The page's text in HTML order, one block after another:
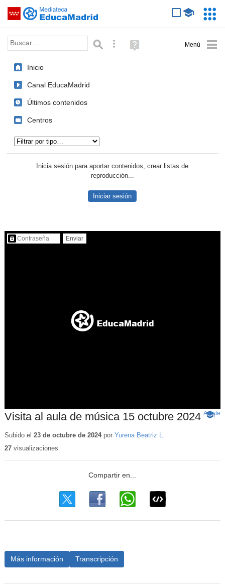
Saltar navegación
Palabra o frase: Búsqueda avanzada
Ayuda
(en
Inicio
Canal EducaMadrid
Últimos contenidos
Centros
Inicia sesión para aportar contenidos, crear listas de
reproducción...
Iniciar sesión
Contenido protegido…
Visita al aula de música 15 octubre 2024 -
Ajuste
Subido el 23 de octubre de 2024por Yurena Beatriz L.
27visualizaciones
Más información Transcripción